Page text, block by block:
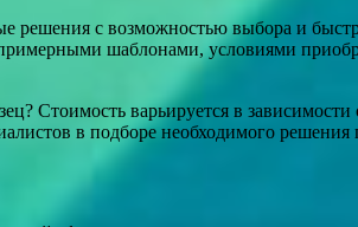
решения с возможностью выбора и
шаблонами, условиями
Стоимость варьируется в
в подборе необходимого решения